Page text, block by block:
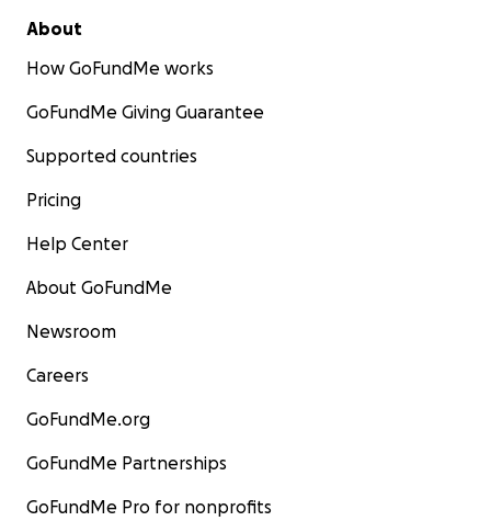
About
How GoFundMe works
GoFundMe Giving Guarantee
Supported countries
Pricing
Help Center
About GoFundMe
Newsroom
Careers
GoFundMe.org
GoFundMe Partnerships
GoFundMe Pro for nonprofits